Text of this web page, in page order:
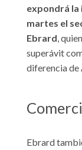
expondrá la
martes el
Ebrard,
superávit
diferencia de
Ebrard